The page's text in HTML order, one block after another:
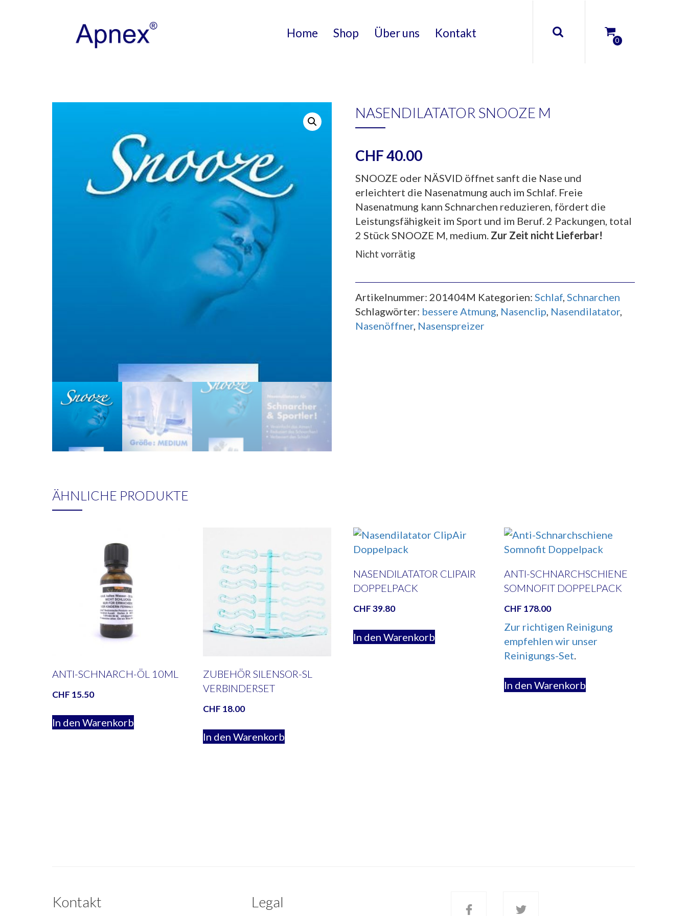
Home Shop Über uns Kontakt
0
NASENDILATATOR SNOOZE M
CHF40.00
SNOOZE oder NÄSVID öffnet sanft die Nase und
erleichtert die Nasenatmung auch im Schlaf. Freie
Nasenatmung kann Schnarchen reduzieren, fördert die
Leistungsfähigkeit im Sport und im Beruf. 2 Packungen, total
2 Stück SNOOZE M, medium. Zur Zeit nicht Lieferbar!
Nicht vorrätig
Artikelnummer: 201404M Kategorien: Schlaf, Schnarchen
Schlagwörter: bessere Atmung, Nasenclip, Nasendilatator,
Nasenöffner, Nasenspreizer
ÄHNLICHE PRODUKTE
ANTI-SCHNARCH-ÖL 10ML
CHF 15.50
In den Warenkorb
ZUBEHÖR SILENSOR-SL
VERBINDERSET
CHF 18.00
In den Warenkorb
NASENDILATATOR CLIPAIR
DOPPELPACK
CHF39.80
In den Warenkorb
ANTI-SCHNARCHSCHIENE
SOMNOFIT DOPPELPACK
CHF 178.00
Zur richtigen Reinigung
empfehlen wir unser
Reinigungs-Set.
In den Warenkorb
Kontakt Legal